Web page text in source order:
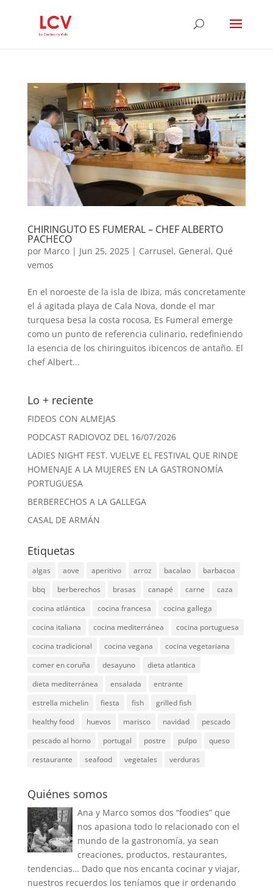
CHIRINGUTO ES FUMERAL – CHEF ALBERTO
PACHECO
por Marco| Jun 25, 2025| Carrusel, General, Qué
vemos
En el noroeste de la isla de Ibiza, más concretamente
el á agitada playa de Cala Nova, donde el mar
turquesa besa la costa rocosa, Es Fumeral emerge
como un punto de referencia culinario, redefiniendo
la esencia de los chiringuitos ibicencos de antaño. El
chef Albert...
Lo + reciente
FIDEOS CON ALMEJAS
PODCAST RADIOVOZ DEL 16/07/2026
LADIES NIGHT FEST. VUELVE EL FESTIVAL QUE RINDE
HOMENAJE A LA MUJERES EN LA GASTRONOMÍA
PORTUGUESA
BERBERECHOS A LA GALLEGA
CASAL DE ARMÁN
Etiquetas
algas aove aperitivo arroz bacalao
barbacoa
bbq
berberechos brasas canapé carne
caza
cocina atlántica
cocina francesa
cocina gallega
cocina italiana
cocina mediterránea
cocina portuguesa
cocina tradicional
cocina vegana
cocina vegetariana
comer en coruña
desayuno
dieta atlantica
dieta mediterránea
ensalada
entrante
estrella michelin
fiesta fish
grilled fish
healthy food
huevos marisco navidad
pescado
pescado al horno
portugal postre pulpo
queso
restaurante
seafood vegetales verduras
Quiénes somos
Ana y Marco somos dos “foodies” que
nos apasiona todo lo relacionado con el
mundo de la gastronomía, ya sean
creaciones, productos, restaurantes,
tendencias… Dado que nos encanta cocinar y viajar,
nuestros recuerdos los teníamos que ir ordenando